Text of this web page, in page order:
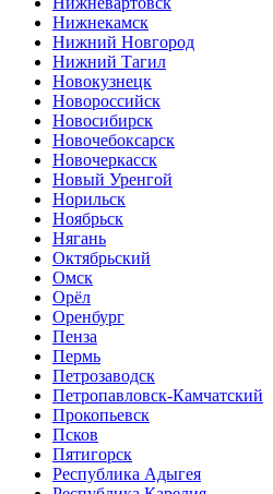
Нижнекамск
Нижний Новгород
Нижний Тагил
Новокузнецк
Новороссийск
Новосибирск
Новочебоксарск
Новочеркасск
Новый Уренгой
Норильск
Ноябрьск
Нягань
Октябрьский
Омск
Орёл
Оренбург
Пенза
Пермь
Петрозаводск
Петропавловск-Камчатский
Прокопьевск
Псков
Пятигорск
Республика Адыгея